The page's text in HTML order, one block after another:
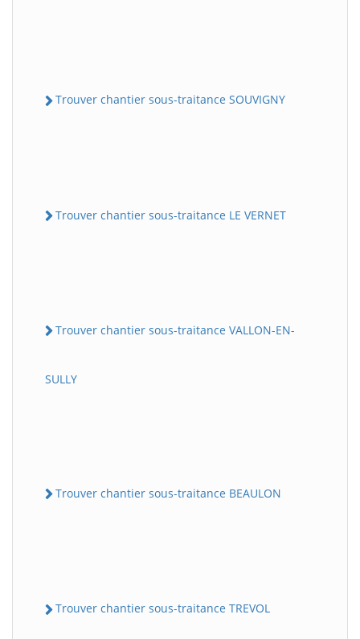
Trouver chantier sous-traitance SOUVIGNY
Trouver chantier sous-traitance LE VERNET
Trouver chantier sous-traitance VALLON-EN-
SULLY
Trouver chantier sous-traitance BEAULON
Trouver chantier sous-traitance TREVOL